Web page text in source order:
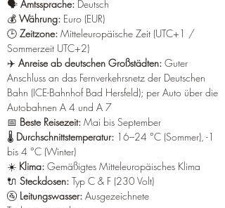
🗣️ Amtssprache: Deutsch
💰 Währung: Euro (EUR)
🕒 Zeitzone: Mitteleuropäische Zeit (UTC+1 /
Sommerzeit UTC+2)
✈️ Anreise ab deutschen Großstädten: Guter
Anschluss an das Fernverkehrsnetz der Deutschen
Bahn (ICE-Bahnhof Bad Hersfeld); per Auto über die
Autobahnen A 4 und A 7
📅 Beste Reisezeit: Mai bis September
🌡️ Durchschnittstemperatur: 16–24 °C (Sommer), -1
bis 4 °C (Winter)
☀️ Klima: Gemäßigtes Mitteleuropäisches Klima
🔌 Steckdosen: Typ C & F (230 Volt)
🚰 Leitungswasser: Ausgezeichnete